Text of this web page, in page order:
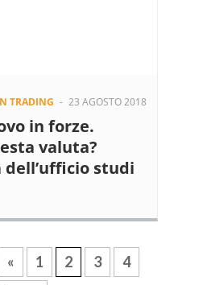
TRADING - 23 AGOSTO 2018
in forze.
valuta?
dell’ufficio studi
« 1 2 3
4